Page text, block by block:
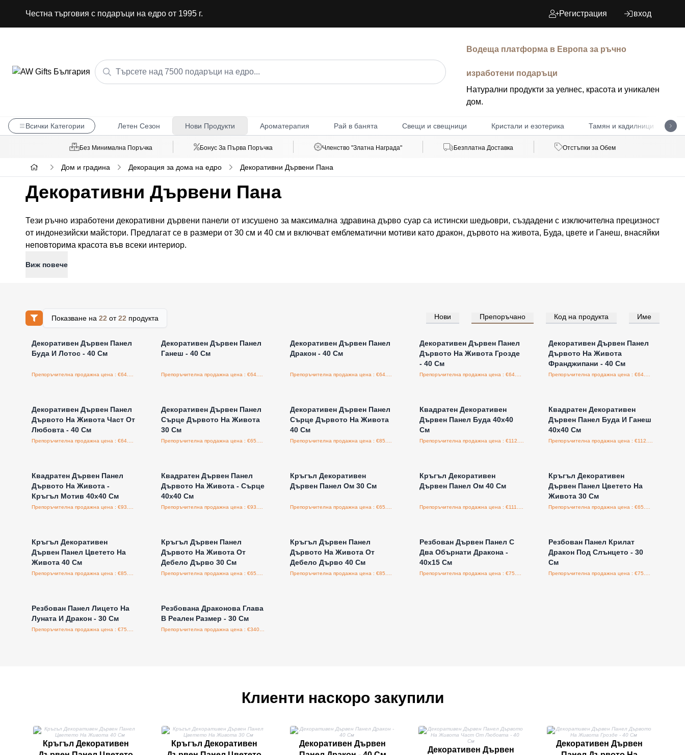
Честна търговия с подаръци на едро от 1995 г. Регистрация вход
Водеща платформа в Европа за ръчно
изработени подаръци
Натурални продукти за уелнес, красота и уникален
дом.
Всички Категории Летен Сезон Нови Продукти Ароматерапия Рай в банята Свещи и свещници Кристали и езотерика Тамян и кадилници
Без Минимална Поръчка Бонус За Първа Поръчка Членство "Златна Награда" Безплатна Доставка Отстъпки за Обем
Дом и градина Декорация за дома на едро Декоративни Дървени Пана
Декоративни Дървени Пана
Тези ръчно изработени декоративни дървени панели от изсушено за максимална здравина дърво суар са истински шедьоври, създадени с изключителна прецизност
от индонезийски майстори. Предлагат се в размери от 30 см и 40 см и включват емблематични мотиви като дракон, дървото на живота, Буда, цвете и Ганеш, внасяйки
неповторима красота във всеки интериор.
Виж повече
Показване на 22 от22 продукта Нови Препоръчано Код на продукта Име
Влезте за цени на едро
Декоративен Дървен Панел
Буда И Лотос - 40 См
Декоративен Дървен Панел
Ганеш - 40 См
Декоративен Дървен Панел
Дракон - 40 См
Влезте за цени на едро
Декоративен Дървен Панел
Дървото На Живота Грозде
- 40 См
Влезте за цени на едро
Декоративен Дървен Панел
Дървото На Живота
Франджипани - 40 См
Декоративен Дървен Панел
Дървото На Живота Част От
Любовта - 40 См
Декоративен Дървен Панел
Сърце Дървото На Живота
30 См
Декоративен Дървен Панел
Сърце Дървото На Живота
40 См
Квадратен Декоративен
Дървен Панел Буда 40x40
См
Квадратен Декоративен
Дървен Панел Буда И Ганеш
40x40 См
Квадратен Дървен Панел
Дървото На Живота -
Кръгъл Мотив 40x40 См
Квадратен Дървен Панел
Дървото На Живота - Сърце
40x40 См
Кръгъл Декоративен
Дървен Панел Ом 30 См
Кръгъл Декоративен
Дървен Панел Ом 40 См
Кръгъл Декоративен
Дървен Панел Цветето На
Живота 30 См
Кръгъл Декоративен
Дървен Панел Цветето На
Живота 40 См
Кръгъл Дървен Панел
Дървото На Живота От
Дебело Дърво 30 См
Кръгъл Дървен Панел
Дървото На Живота От
Дебело Дърво 40 См
Резбован Дървен Панел С
Два Обърнати Дракона -
40x15 См
Резбован Панел Крилaт
Дракон Под Слънцето - 30
См
Резбован Панел Лицето На
Луната И Дракон - 30 См
Резбована Драконова Глава
В Реален Размер - 30 См
Препоръчителна продажна цена : €340.00/бройка
Клиенти наскоро закупили
Кръгъл Декоративен
Кръгъл Декоративен
Декоративен Дървен
Декоративен Дървен
Декоративен Дървен